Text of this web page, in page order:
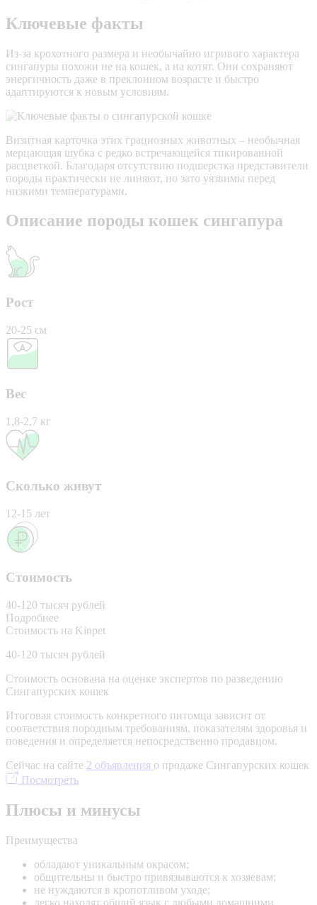
Ключевые факты
Из-за крохотного размера и необычайно игривого характера
сингапуры похожи не на кошек, а на котят. Они сохраняют
энергичность даже в преклонном возрасте и быстро
адаптируются к новым условиям.
Визитная карточка этих грациозных животных – необычная
мерцающая шубка с редко встречающейся тикированной
расцветкой. Благодаря отсутствию подшерстка представители
породы практически не линяют, но зато уязвимы перед
низкими температурами.
Описание породы кошек сингапура
Рост
20-25 см
Вес
1,8-2,7 кг
Сколько живут
12-15 лет
Стоимость
40-120 тысяч рублей
Подробнее
Стоимость на Kinpet
40-120 тысяч рублей
Стоимость основана на оценке экспертов по разведению
Сингапурских кошек
Итоговая стоимость конкретного питомца зависит от
соответствия породным требованиям, показателям здоровья и
поведения и определяется непосредственно продавцом.
Сейчас на сайте 2 объявления о продаже Сингапурских кошек
Посмотреть
Плюсы и минусы
Преимущества
обладают уникальным окрасом;
общительны и быстро привязываются к хозяевам;
не нуждаются в кропотливом уходе;
легко находят общий язык с любыми домашними